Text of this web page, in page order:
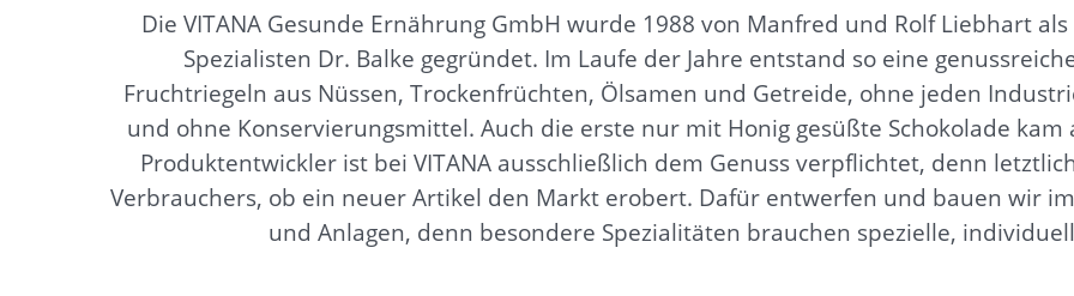
Die VITANA Gesunde Ernährung GmbH wurde 1988 von Manfred und Rolf Liebhart
Spezialisten Dr. Balke gegründet. Im Laufe der Jahre entstand so eine
Fruchtriegeln aus Nüssen, Trockenfrüchten, Ölsamen und Getreide, ohne jeden
und ohne Konservierungsmittel. Auch die erste nur mit Honig gesüßte Schokolade kam
Produktentwickler ist bei VITANA ausschließlich dem Genuss verpflichtet, denn
Verbrauchers, ob ein neuer Artikel den Markt erobert. Dafür entwerfen und bauen wir
und Anlagen, denn besondere Spezialitäten brauchen spezielle,